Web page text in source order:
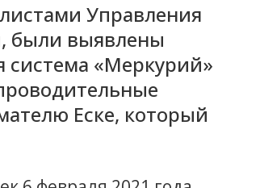
Управления
были выявлены
система «Меркурий»
Еске, который